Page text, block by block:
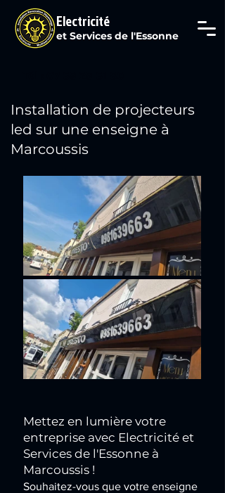
Electricité
et Services de l'Essonne
Installation de projecteurs
led sur une enseigne à
Marcoussis
Mettez en lumière votre
entreprise avec Electricité et
Services de l'Essonne à
Marcoussis !
Souhaitez-vous que votre enseigne